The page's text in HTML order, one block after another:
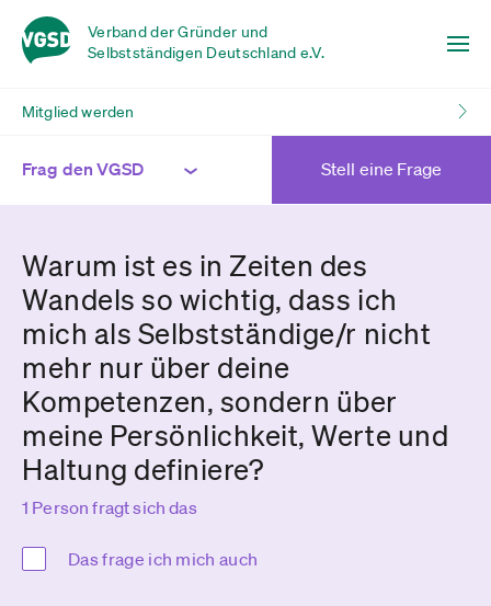
Verband der Gründer und
Selbstständigen Deutschland e.V.
Mitglied werden
Frag den VGSD Stell eine Frage
Warum ist es in Zeiten des
Wandels so wichtig, dass ich
mich als Selbstständige/r nicht
mehr nur über deine
Kompetenzen, sondern über
meine Persönlichkeit, Werte und
Haltung definiere?
1 Person fragt sich das
Das frage ich mich auch